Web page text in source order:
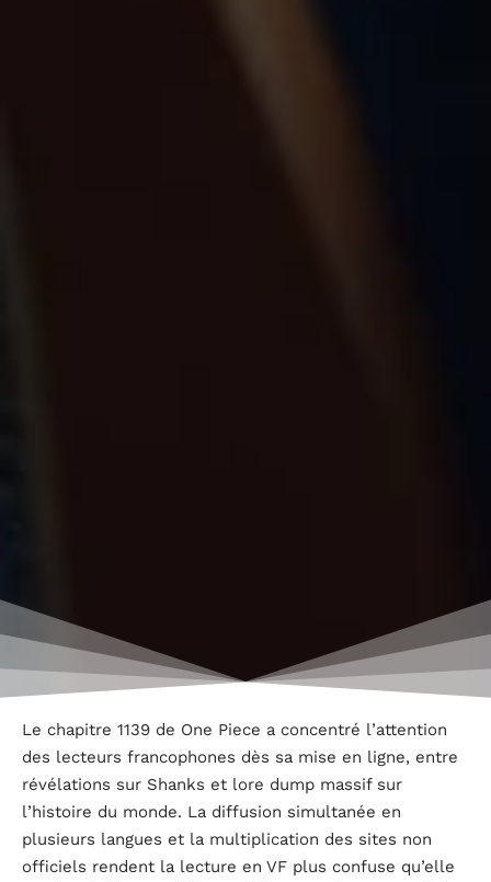
Le chapitre 1139 de One Piece a concentré l’attention
des lecteurs francophones dès sa mise en ligne, entre
révélations sur Shanks et lore dump massif sur
l’histoire du monde. La diffusion simultanée en
plusieurs langues et la multiplication des sites non
officiels rendent la lecture en VF plus confuse qu’elle